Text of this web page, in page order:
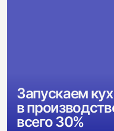
Запускаем
в
всего 30%